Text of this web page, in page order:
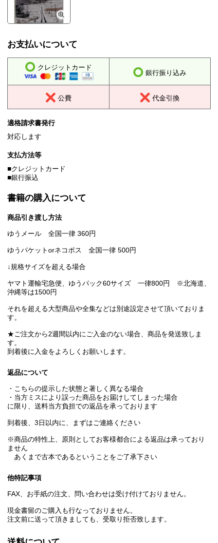
お支払いについて
クレジットカード
銀行振り込み
公費 代金引換
適格請求書発行
対応します
支払方法等
■クレジットカード
■銀行振込
書籍の購入について
商品引き渡し方法
ゆうメール 全国一律 360円
ゆうパケットorネコポス 全国一律 500円
↓規格サイズを超える場合
ヤマト運輸宅急便、ゆうパック60サイズ 一律800円 ※北海道、
沖縄等は1500円
それを超える大型商品や全集などは別途設定させて頂いておりま
す。
★ご注文から2週間以内にご入金のない場合、商品を発送致しま
す。
到着後に入金をよろしくお願いします。
返品について
・こちらの提示した状態と著しく異なる場合
・当方ミスにより誤った商品をお届けしてしまった場合
に限り、送料当方負担での返品を承っております
到着後、3日以内に、まずはご連絡ください
※商品の特性上、原則としてお客様都合による返品は承っており
ません
あくまで古本であるということをご了承下さい
他特記事項
FAX、お手紙の注文、問い合わせは受け付けておりません。
現金書留のご購入も行なっておりません。
注文前に送って頂きましても、受取り拒否致します。